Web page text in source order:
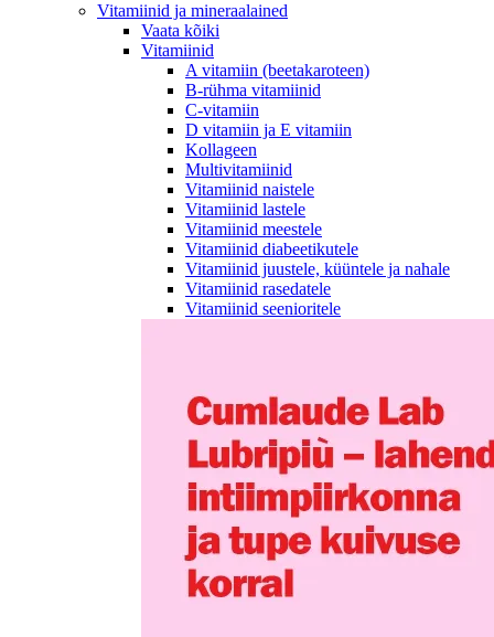
Vitamiinid ja mineraalained
Vaata kõiki
Vitamiinid
A vitamiin (beetakaroteen)
B-rühma vitamiinid
C-vitamiin
D vitamiin ja E vitamiin
Kollageen
Multivitamiinid
Vitamiinid naistele
Vitamiinid lastele
Vitamiinid meestele
Vitamiinid diabeetikutele
Vitamiinid juustele, küüntele ja nahale
Vitamiinid rasedatele
Vitamiinid seenioritele